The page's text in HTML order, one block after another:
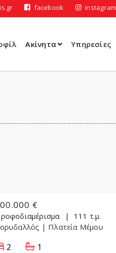
facebook instagram
Ακίνητα Υπηρεσίες
€
111 τ.μ.
| Πλατεία Μέμου
2 1